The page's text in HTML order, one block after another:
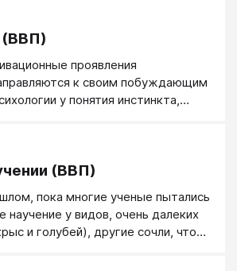
двух мужчин — счастливого и
(ВВП)
проявления
к своим побуждающим
у понятия инстинкта,
В XIX и начале XX века
списки инстинктов (согласно
человека (McDougall, 1908).
(ВВП)
пока многие ученые пытались
научение у видов, очень далеких
и голубей), другие сочли, что